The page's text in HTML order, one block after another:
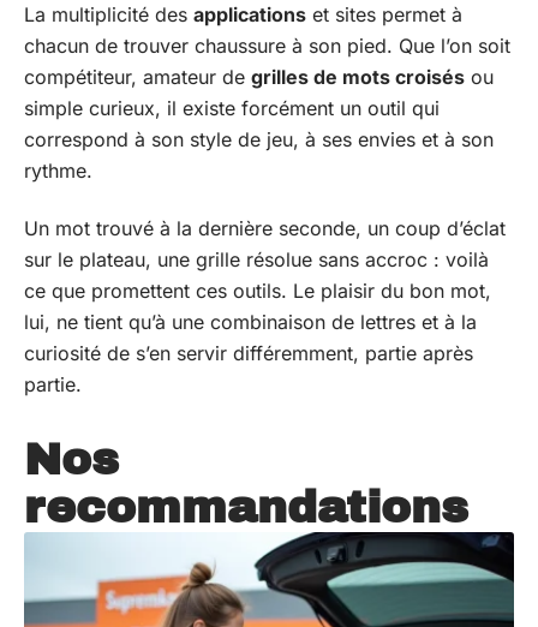
La multiplicité des applications et sites permet à
chacun de trouver chaussure à son pied. Que l’on soit
compétiteur, amateur de grilles de mots croisés ou
simple curieux, il existe forcément un outil qui
correspond à son style de jeu, à ses envies et à son
rythme.
Un mot trouvé à la dernière seconde, un coup d’éclat
sur le plateau, une grille résolue sans accroc : voilà
ce que promettent ces outils. Le plaisir du bon mot,
lui, ne tient qu’à une combinaison de lettres et à la
curiosité de s’en servir différemment, partie après
partie.
Nos
recommandations